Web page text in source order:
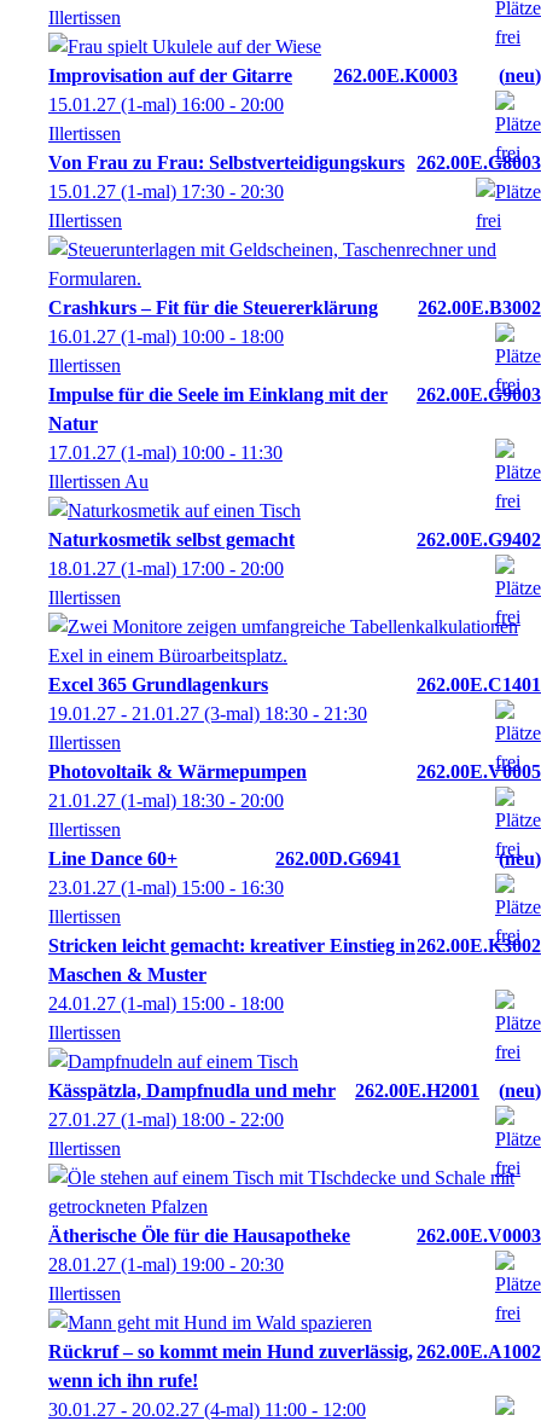
Illertissen
Improvisation auf der Gitarre 262.00E.K0003
neu
15.01.27 (1-mal) 16:00 - 20:00
Illertissen
Von Frau zu Frau: Selbstverteidigungskurs 262.00E.G8003
15.01.27 (1-mal) 17:30 - 20:30
IIlertissen
Crashkurs – Fit für die Steuererklärung
262.00E.B3002
16.01.27 (1-mal) 10:00 - 18:00
Illertissen
Impulse für die Seele im Einklang mit der
Natur
262.00E.G9003
17.01.27 (1-mal) 10:00 - 11:30
Illertissen Au
Naturkosmetik selbst gemacht
262.00E.G9402
18.01.27 (1-mal) 17:00 - 20:00
Illertissen
Excel 365 Grundlagenkurs
262.00E.C1401
19.01.27 - 21.01.27 (3-mal) 18:30 - 21:30
Illertissen
Photovoltaik & Wärmepumpen
262.00E.V0005
21.01.27 (1-mal) 18:30 - 20:00
Illertissen
Line Dance 60+
262.00D.G6941
neu
23.01.27 (1-mal) 15:00 - 16:30
Illertissen
Stricken leicht gemacht: kreativer Einstieg in
Maschen & Muster
262.00E.K3002
24.01.27 (1-mal) 15:00 - 18:00
Illertissen
Kässpätzla, Dampfnudla und mehr 262.00E.H2001
neu
27.01.27 (1-mal) 18:00 - 22:00
Illertissen
Ätherische Öle für die Hausapotheke
262.00E.V0003
28.01.27 (1-mal) 19:00 - 20:30
Illertissen
Rückruf – so kommt mein Hund zuverlässig,
wenn ich ihn rufe!
262.00E.A1002
30.01.27 - 20.02.27 (4-mal) 11:00 - 12:00